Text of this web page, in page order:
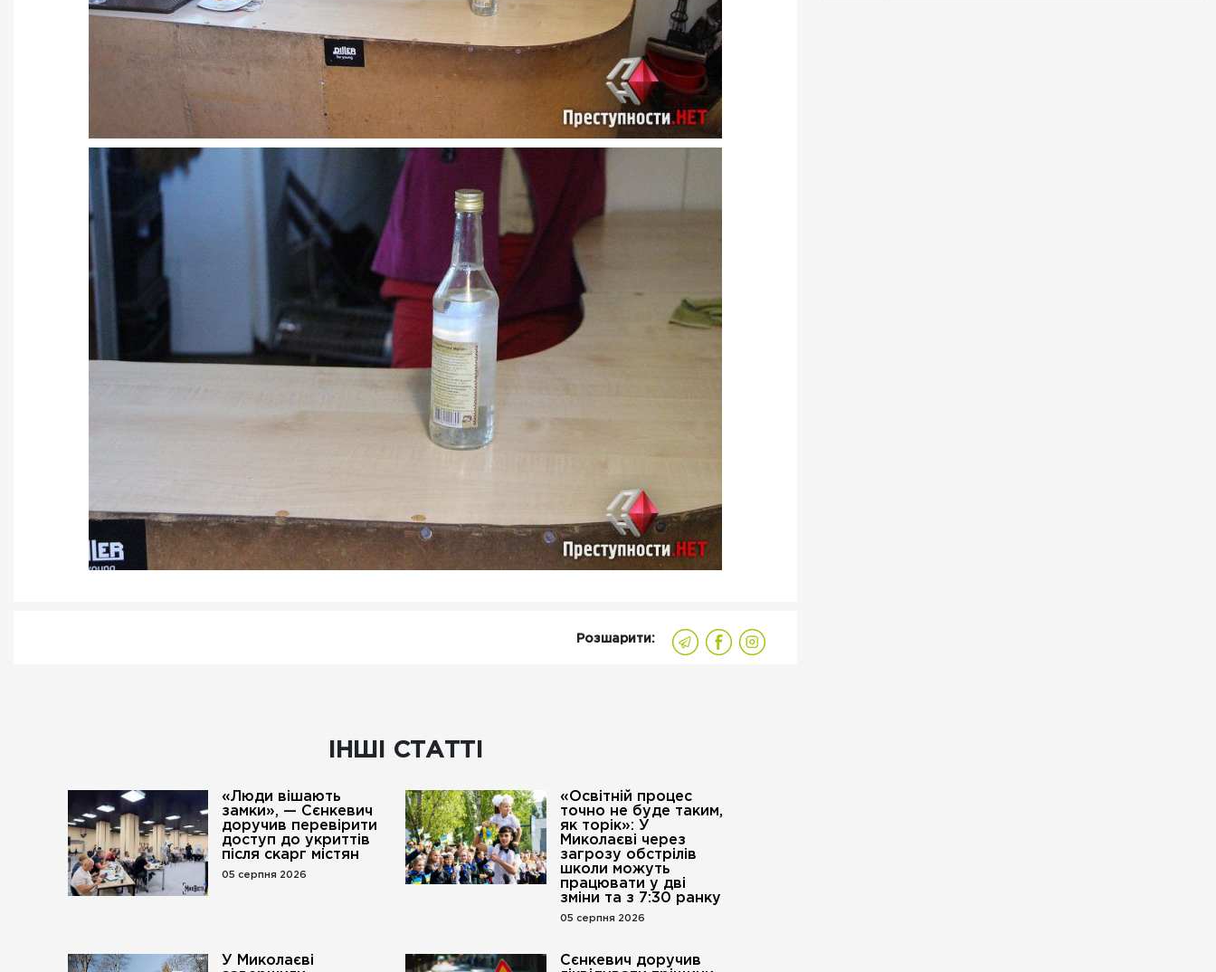
Розшарити:
ІНШІ СТАТТІ
«Люди вішають
замки», — Сєнкевич
доручив перевірити
доступ до укриттів
після скарг містян
05 серпня 2026
«Освітній процес
точно не буде таким,
як торік»: У
Миколаєві через
загрозу обстрілів
школи можуть
працювати у дві
зміни та з 7:30 ранку
05 серпня 2026
У Миколаєві
Сєнкевич доручив